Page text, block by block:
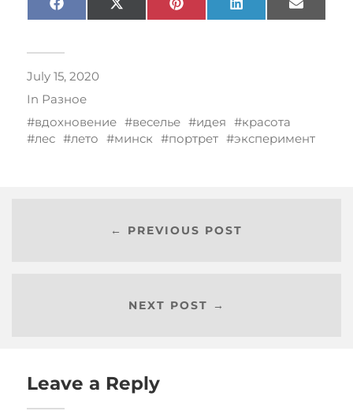
Facebook X
(Twitter)
Pinterest LinkedIn Email
July 15, 2020
In Разное
вдохновение
веселье идея
красота
лес
лето минск портрет эксперимент
← PREVIOUS POST
NEXT POST →
Leave a Reply